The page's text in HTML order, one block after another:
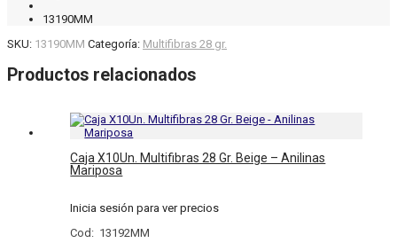
13190MM
SKU: 13190MM Categoría: Multifibras 28 gr.
Productos relacionados
Caja X10Un. Multifibras 28 Gr. Beige – Anilinas
Mariposa
Inicia sesión para ver precios
Cod: 13192MM